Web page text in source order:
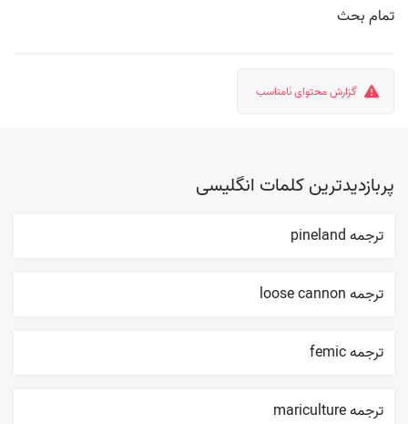
تمام بحث
گزارش محتوای نامناسب
پربازدیدترین کلمات انگلیسی
ترجمه pineland
ترجمه loose cannon
ترجمه femic
ترجمه mariculture